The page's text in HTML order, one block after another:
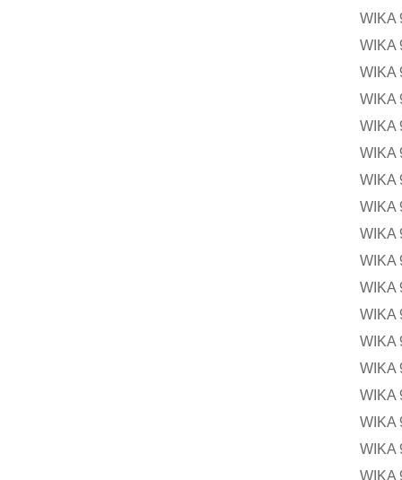
WIKA
WIKA
WIKA
WIKA
WIKA
WIKA
WIKA
WIKA
WIKA
WIKA
WIKA
WIKA
WIKA
WIKA
WIKA
WIKA
WIKA
WIKA